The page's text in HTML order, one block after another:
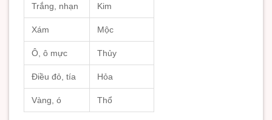
Trắng, nhạn Kim
Xám Mộc
Ô, ô mực Thủy
Điều đỏ, tía Hỏa
Vàng, ó Thổ